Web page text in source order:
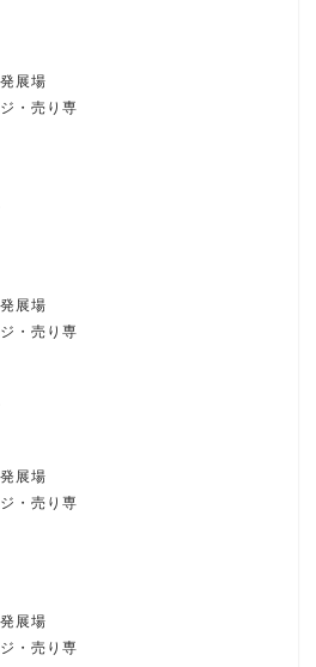
展場
・売り専
展場
・売り専
展場
・売り専
展場
・売り専